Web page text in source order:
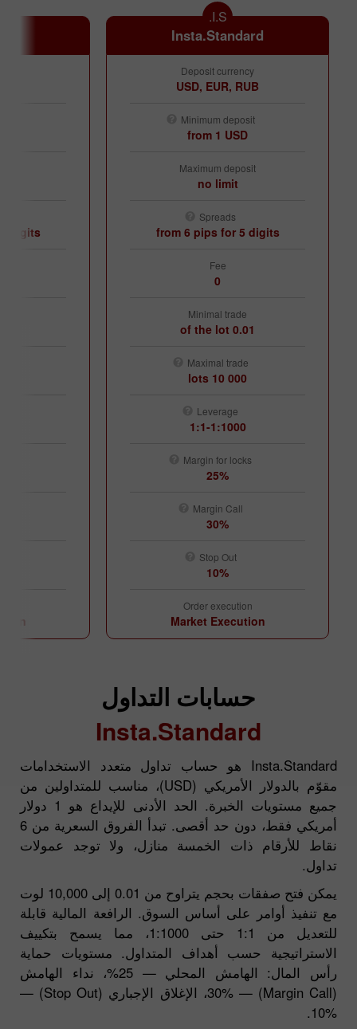
I.S.
Insta.Standard
Deposit currency
USD, EUR, RUB
Minimum deposit
from 1 USD
Maximum deposit
no limit
Spreads
from 6 pips for 5 digits
Fee
0
Minimal trade
0.01 of the lot
Maximal trade
10 000 lots
Leverage
1:1-1:1000
Margin for locks
25%
Margin Call
30%
Stop Out
10%
Order execution
Market Execution
digits
حسابات التداول
Insta.Standard
Insta.Standard هو حساب تداول متعدد الاستخدامات
مقوّم بالدولار الأمريكي (USD)، مناسب للمتداولين من
جميع مستويات الخبرة. الحد الأدنى للإيداع هو 1 دولار
أمريكي فقط، دون حد أقصى. تبدأ الفروق السعرية من 6
نقاط للأرقام ذات الخمسة منازل، ولا توجد عمولات
تداول.
يمكن فتح صفقات بحجم يتراوح من 0.01 إلى 10,000 لوت
مع تنفيذ أوامر على أساس السوق. الرافعة المالية قابلة
للتعديل من 1:1 حتى 1:1000، مما يسمح بتكييف
الاستراتيجية حسب أهداف المتداول. مستويات حماية
رأس المال: الهامش المحلي — 25%، نداء الهامش
(Margin Call) — 30%، الإغلاق الإجباري (Stop Out) —
10%.